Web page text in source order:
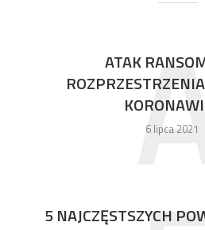
ATAK
6 lipca 2021
5 NAJCZĘSTSZYCH